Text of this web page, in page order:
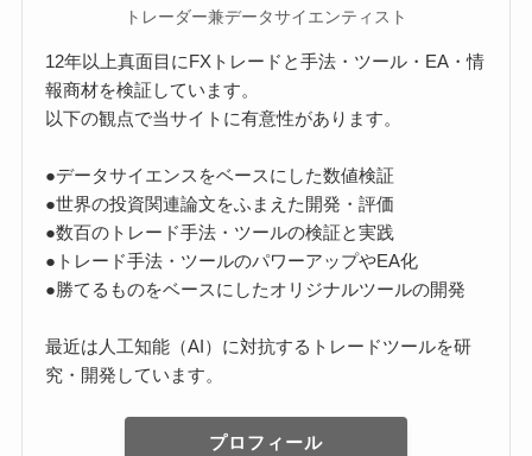
トレーダー兼データサイエンティスト
12年以上真面目にFXトレードと手法・ツール・EA・情
報商材を検証しています。
以下の観点で当サイトに有意性があります。
●データサイエンスをベースにした数値検証
●世界の投資関連論文をふまえた開発・評価
●数百のトレード手法・ツールの検証と実践
●トレード手法・ツールのパワーアップやEA化
●勝てるものをベースにしたオリジナルツールの開発
最近は人工知能（AI）に対抗するトレードツールを研
究・開発しています。
プロフィール